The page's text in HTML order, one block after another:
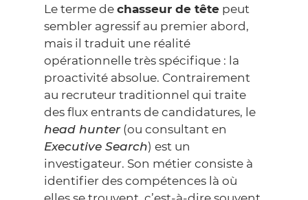
Le terme de chasseur de tête peut
sembler agressif au premier abord,
mais il traduit une réalité
opérationnelle très spécifique : la
proactivité absolue. Contrairement
au recruteur traditionnel qui traite
des flux entrants de candidatures, le
head hunter(ou consultant en
Executive Search) est un
investigateur. Son métier consiste à
identifier des compétences là où